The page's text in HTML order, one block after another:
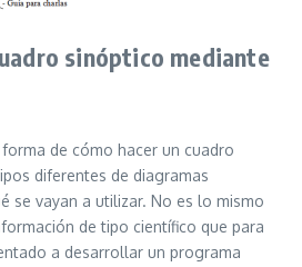
sinóptico mediante
de cómo hacer un cuadro
diferentes de diagramas
se vayan a utilizar. No es lo mismo
de tipo científico que para
a desarrollar un programa